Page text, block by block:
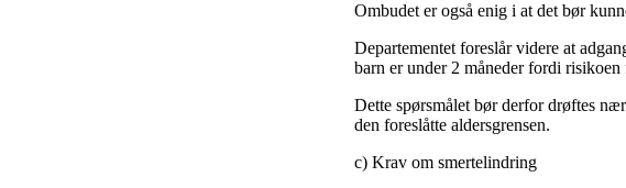
Ombudet er også enig i at det bør
Departementet foreslår videre at
barn er under 2 måneder fordi
Dette spørsmålet bør derfor drøftes
den foreslåtte aldersgrensen.
c) Krav om smertelindring